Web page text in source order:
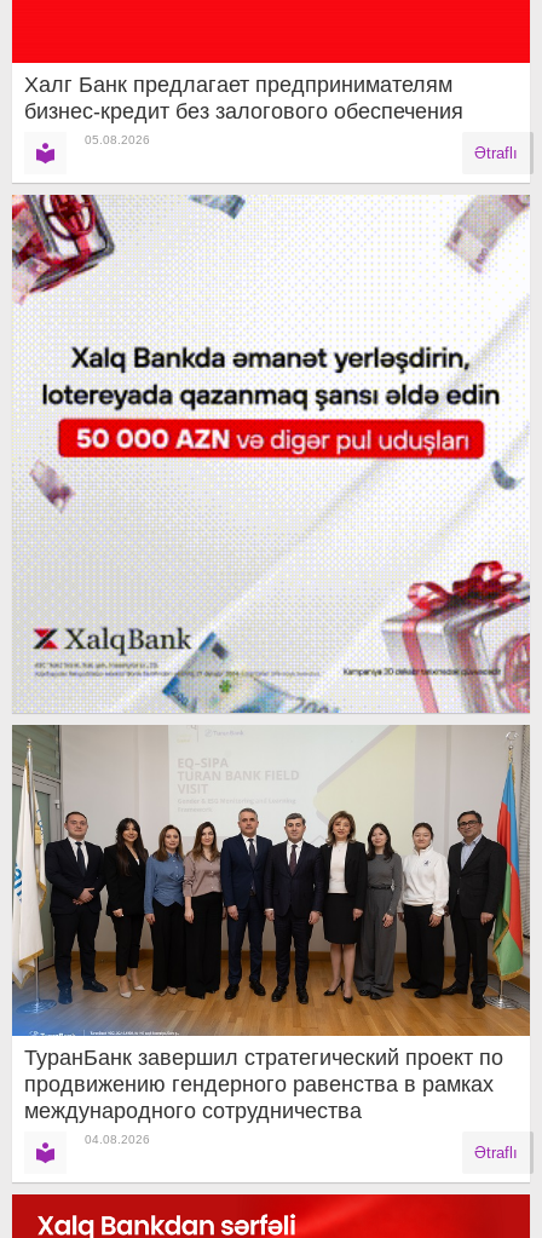
Халг Банк предлагает предпринимателям
бизнес-кредит без залогового обеспечения
05.08.2026
Ətraflı
ТуранБанк завершил стратегический проект по
продвижению гендерного равенства в рамках
международного сотрудничества
04.08.2026
Ətraflı